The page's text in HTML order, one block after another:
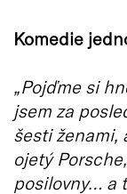
Komedie
„Pojďme si
jsem za
šesti ženami,
ojetý
posilovny… a